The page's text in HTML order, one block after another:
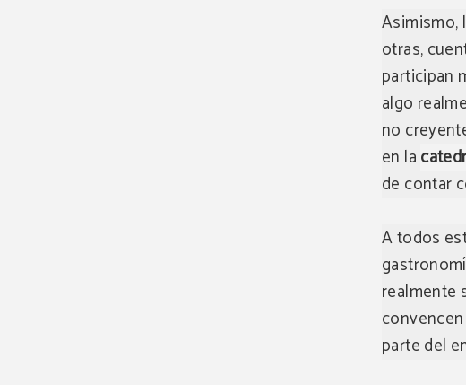
Asimismo,
otras,
participan
algo
no
en la
de contar
A todos
realmente
parte del